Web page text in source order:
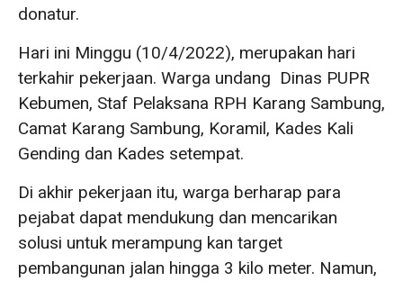
donatur.
Hari ini Minggu (10/4/2022), merupakan hari
terkahir pekerjaan. Warga undang Dinas PUPR
Kebumen, Staf Pelaksana RPH Karang Sambung,
Camat Karang Sambung, Koramil, Kades Kali
Gending dan Kades setempat.
Di akhir pekerjaan itu, warga berharap para
pejabat dapat mendukung dan mencarikan
solusi untuk merampung kan target
pembangunan jalan hingga 3 kilo meter. Namun,